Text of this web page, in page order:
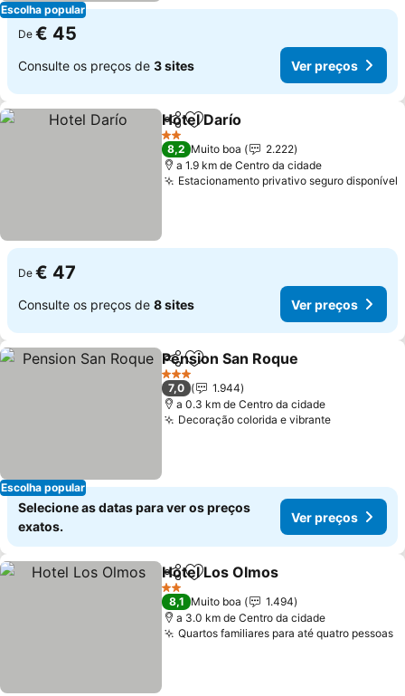
Escolha popular
De € 45
Consulte os preços de 3 sites Ver preços
PartilharAdicionar aos favoritos
Hotel Darío
2 Estrelas
8,2 Muito boa
2.222
a 1.9 km de Centro da cidade
Estacionamento privativo seguro disponível
De € 47
Consulte os preços de 8 sites Ver preços
Escolha popular
PartilharAdicionar aos favoritos
Pension San Roque
3 Estrelas
7,0
1.944
a 0.3 km de Centro da cidade
Decoração colorida e vibranteVer preços
Selecione as datas para ver os preços
exatos.
Ver preços
PartilharAdicionar aos favoritos
Hotel Los Olmos
2 Estrelas
8,1 Muito boa
1.494
a 3.0 km de Centro da cidade
Quartos familiares para até quatro pessoas